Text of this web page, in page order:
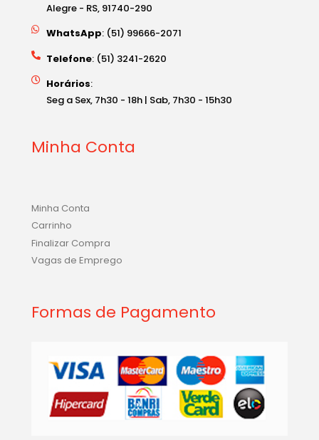
Alegre - RS, 91740-290
WhatsApp: (51) 99666-2071
Telefone: (51) 3241-2620
Horários:
Seg a Sex, 7h30 - 18h | Sab, 7h30 - 15h30
Minha Conta
Minha Conta
Carrinho
Finalizar Compra
Vagas de Emprego
Formas de Pagamento